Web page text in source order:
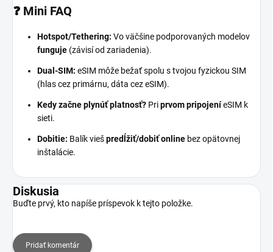
❓ Mini FAQ
Hotspot/Tethering: Vo väčšine podporovaných modelov
funguje (závisí od zariadenia).
Dual-SIM: eSIM môže bežať spolu s tvojou fyzickou SIM
(hlas cez primárnu, dáta cez eSIM).
Kedy začne plynúť platnosť? Priprvom pripojeníeSIM k
sieti.
Dobitie: Balík viešpredĺžiť/dobiť online bez opätovnej
inštalácie.
Diskusia
Buďte prvý, kto napíše príspevok k tejto položke.
Pridať komentár